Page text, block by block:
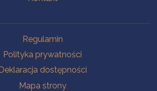
Regulamin
Polityka prywatności
Deklaracja dostępności
Mapa strony